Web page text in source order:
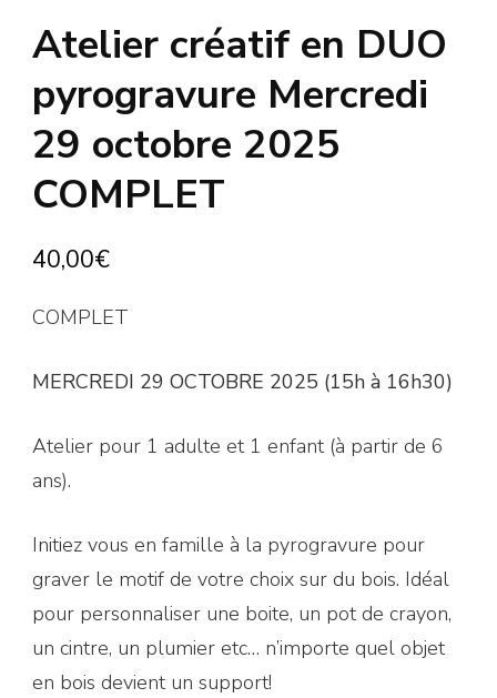
Atelier créatif en DUO
pyrogravure Mercredi
29 octobre 2025
COMPLET
40,00€
COMPLET
MERCREDI 29 OCTOBRE 2025 (15h à 16h30)
Atelier pour 1 adulte et 1 enfant (à partir de 6
ans).
Initiez vous en famille à la pyrogravure pour
graver le motif de votre choix sur du bois. Idéal
pour personnaliser une boite, un pot de crayon,
un cintre, un plumier etc… n’importe quel objet
en bois devient un support!